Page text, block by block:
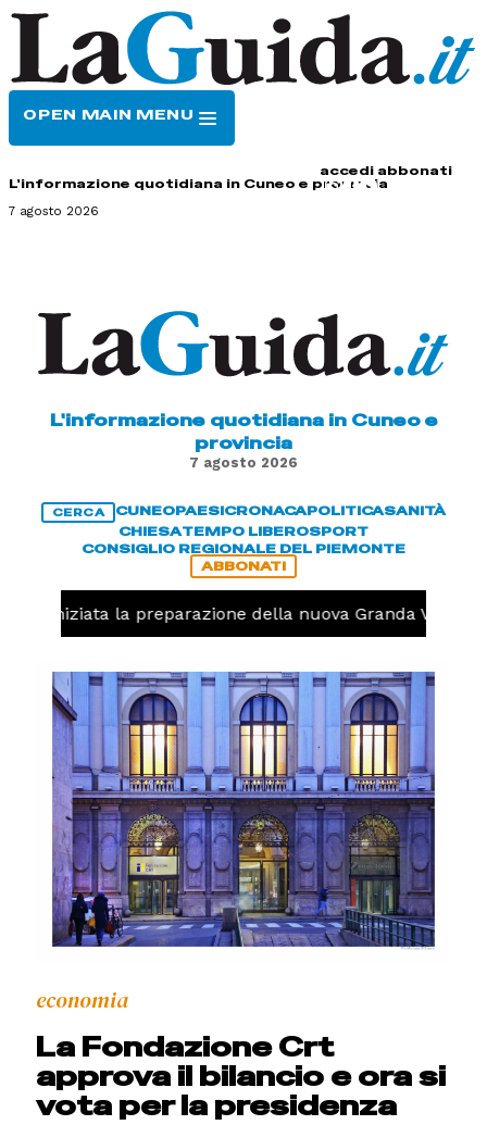
OPEN MAIN MENU
accedi abbonati
L'informazione quotidiana in Cuneo e provincia
7 agosto 2026
L'informazione quotidiana in Cuneo e
provincia
7 agosto 2026
CERCA CUNEOPAESICRONACAPOLITICASANITÀ
CHIESATEMPO LIBEROSPORT
CONSIGLIO REGIONALE DEL PIEMONTE
ABBONATI
iniziata la preparazione della nuova Granda Volley
economia
La Fondazione Crt
approva il bilancio e ora si
vota per la presidenza